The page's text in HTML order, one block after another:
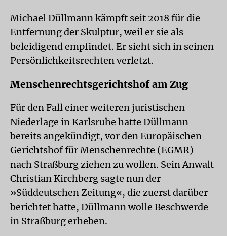
Michael Düllmann kämpft seit 2018 für die
Entfernung der Skulptur, weil er sie als
beleidigend empfindet. Er sieht sich in seinen
Persönlichkeitsrechten verletzt.
Menschenrechtsgerichtshof am Zug
Für den Fall einer weiteren juristischen
Niederlage in Karlsruhe hatte Düllmann
bereits angekündigt, vor den Europäischen
Gerichtshof für Menschenrechte (EGMR)
nach Straßburg ziehen zu wollen. Sein Anwalt
Christian Kirchberg sagte nun der
»Süddeutschen Zeitung«, die zuerst darüber
berichtet hatte, Düllmann wolle Beschwerde
in Straßburg erheben.